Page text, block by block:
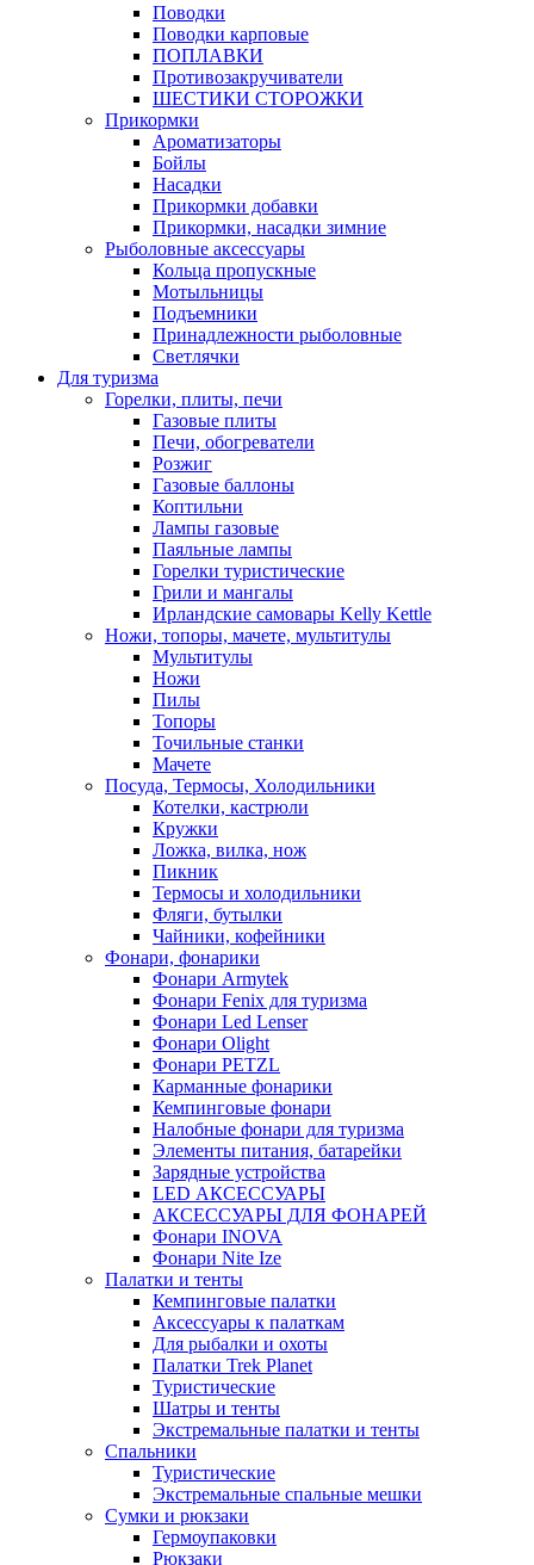
Поводки
Поводки карповые
ПОПЛАВКИ
Противозакручиватели
ШЕСТИКИ СТОРОЖКИ
Прикормки
Ароматизаторы
Бойлы
Насадки
Прикормки добавки
Прикормки, насадки зимние
Рыболовные аксессуары
Кольца пропускные
Мотыльницы
Подъемники
Принадлежности рыболовные
Светлячки
Для туризма
Горелки, плиты, печи
Газовые плиты
Печи, обогреватели
Розжиг
Газовые баллоны
Коптильни
Лампы газовые
Паяльные лампы
Горелки туристические
Грили и мангалы
Ирландские самовары Kelly Kettle
Ножи, топоры, мачете, мультитулы
Мультитулы
Ножи
Пилы
Топоры
Точильные станки
Мачете
Посуда, Термосы, Холодильники
Котелки, кастрюли
Кружки
Ложка, вилка, нож
Пикник
Термосы и холодильники
Фляги, бутылки
Чайники, кофейники
Фонари, фонарики
Фонари Armytek
Фонари Fenix для туризма
Фонари Led Lenser
Фонари Olight
Фонари PETZL
Карманные фонарики
Кемпинговые фонари
Налобные фонари для туризма
Элементы питания, батарейки
Зарядные устройства
LED АКСЕССУАРЫ
АКСЕССУАРЫ ДЛЯ ФОНАРЕЙ
Фонари INOVA
Фонари Nite Ize
Палатки и тенты
Кемпинговые палатки
Аксессуары к палаткам
Для рыбалки и охоты
Палатки Trek Planet
Туристические
Шатры и тенты
Экстремальные палатки и тенты
Спальники
Туристические
Экстремальные спальные мешки
Сумки и рюкзаки
Гермоупаковки
Рюкзаки